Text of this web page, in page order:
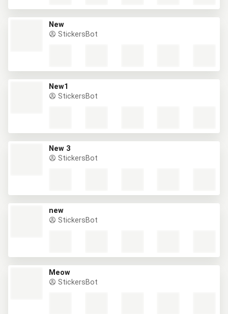
New
StickersBot
New1
StickersBot
New 3
StickersBot
new
StickersBot
Meow
StickersBot